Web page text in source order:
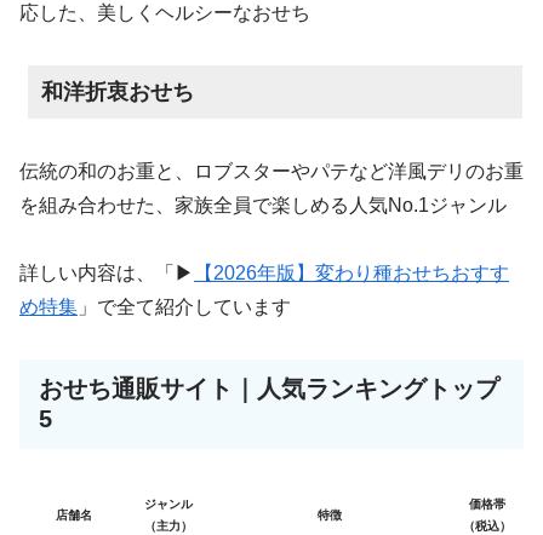
応した、美しくヘルシーなおせち
和洋折衷おせち
伝統の和のお重と、ロブスターやパテなど洋風デリのお重
を組み合わせた、家族全員で楽しめる人気No.1ジャンル
詳しい内容は、「▶︎
【2026年版】変わり種おせちおすす
め特集 」で全て紹介しています
おせち通販サイト｜人気ランキングトップ
5
店舗名
ジャンル
（主力）
特徴
価格帯
（税込）